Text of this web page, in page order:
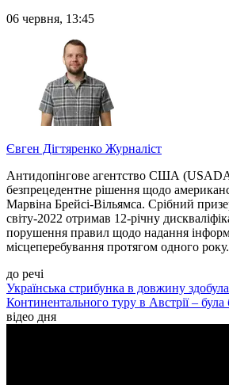
06 червня, 13:45
Євген Дігтяренко Журналіст
Антидопінгове агентство США
безпрецедентне рішення щодо
Марвіна Брейсі-Вільямса. Срібний
світу-2022 отримав 12-річну
порушення правил щодо надання
місцеперебування протягом одного року.
до речі
Українська стрибунка в довжину
Континентального туру в Австрії – була
відео дня